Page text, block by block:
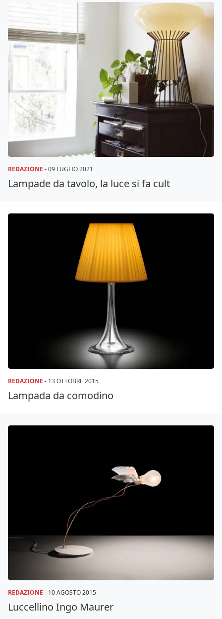
REDAZIONE -09 LUGLIO 2021
Lampade da tavolo, la luce si fa cult
REDAZIONE - 13 OTTOBRE 2015
Lampada da comodino
REDAZIONE - 10 AGOSTO 2015
Luccellino Ingo Maurer